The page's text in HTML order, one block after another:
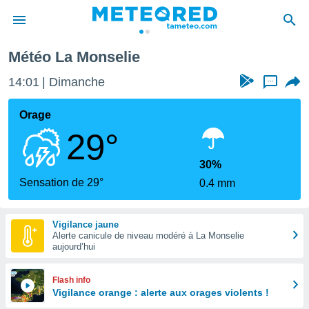
de
par
Météo La Monselie
14:01 Dimanche ...
Orage
29°
Sensation de 29°
30%
0.4 mm
Vigilance jaune
Alerte canicule de niveau modéré à La Monselie
aujourd’hui
Flash info
Vigilance orange : alerte aux orages violents !